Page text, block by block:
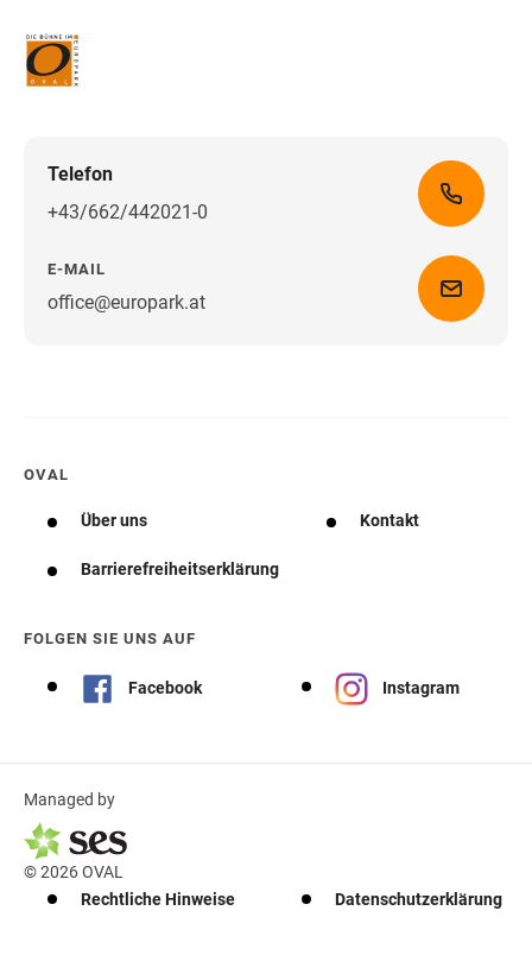
Telefon
+43/662/442021-0
E-MAIL
office@europark.atWegbeschreibung erhalten
OVAL
Über uns Kontakt
Barrierefreiheitserklärung
FOLGEN SIE UNS AUF
Facebook Instagram
Managed by
© 2026 OVAL
Rechtliche Hinweise
Datenschutzerklärung